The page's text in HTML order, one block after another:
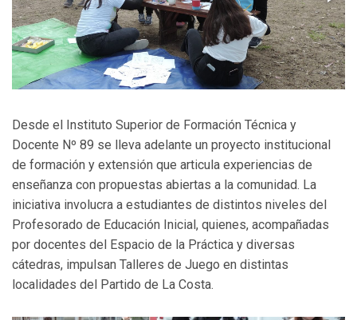
Desde el Instituto Superior de Formación Técnica y
Docente Nº 89 se lleva adelante un proyecto institucional
de formación y extensión que articula experiencias de
enseñanza con propuestas abiertas a la comunidad. La
iniciativa involucra a estudiantes de distintos niveles del
Profesorado de Educación Inicial, quienes, acompañadas
por docentes del Espacio de la Práctica y diversas
cátedras, impulsan Talleres de Juego en distintas
localidades del Partido de La Costa.